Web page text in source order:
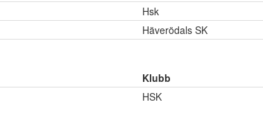
Hsk
Häverödals SK
Klubb
HSK